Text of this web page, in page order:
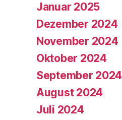
Januar 2025
Dezember 2024
November 2024
Oktober 2024
September 2024
August 2024
Juli 2024